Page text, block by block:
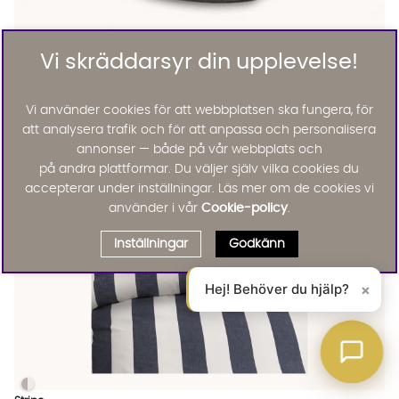
Bevara
251 :-
295 :-
Lägg till
15%
STRIPE Bäddset Kingsize Blå Finns även i dessa färger:
STRIPE Bäddset Kingsize Blå
Vi skräddarsyr din upplevelse!
Vi använder cookies för att webbplatsen ska fungera, för
att analysera trafik och för att anpassa och personalisera
annonser — både på vår webbplats och
på andra plattformar. Du väljer själv vilka cookies du
accepterar under inställningar. Läs mer om de cookies vi
använder i vår Cookie-policy.
Inställningar Godkänn
Hej! Behöver du hjälp? ×